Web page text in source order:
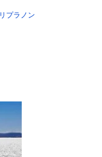
プラノン